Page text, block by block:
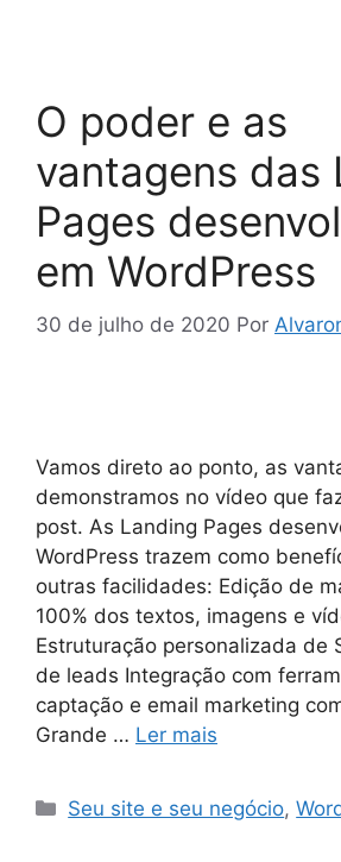
O poder e as
vantagens das
Pages
em WordPress
30 de julho de 2020 Por
Vamos direto ao ponto, as
demonstramos no vídeo que
post. As Landing Pages
WordPress trazem como
outras facilidades: Edição de
100% dos textos, imagens e
Estruturação personalizada de
de leads Integração com
captação e email marketing
Grande … Ler mais
Seu site e seu negócio,